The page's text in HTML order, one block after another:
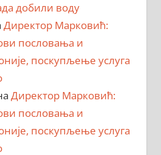
добили воду
Директор Марковић:
пословања и
поскупљење услуга
Директор Марковић:
пословања и
поскупљење услуга